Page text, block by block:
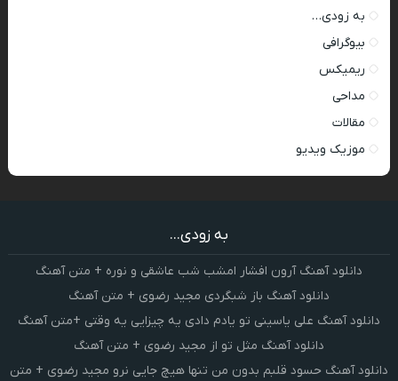
به زودی…
بیوگرافی
ریمیکس
مداحی
مقالات
موزیک ویدیو
به زودی...
دانلود آهنگ آرون افشار امشب شب عاشقی و نوره + متن آهنگ
دانلود آهنگ باز شبگردی مجید رضوی + متن آهنگ
دانلود آهنگ علی یاسینی تو یادم دادی یه چیزایی یه وقتی +متن آهنگ
دانلود آهنگ مثل تو از مجید رضوی + متن آهنگ
دانلود آهنگ حسود قلبم بدون من تنها هیچ جایی نرو مجید رضوی + متن